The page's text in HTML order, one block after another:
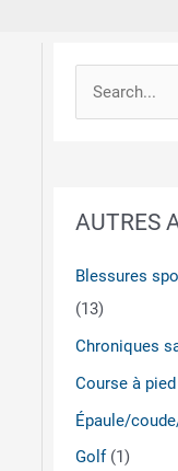
c
:
AUTRES
Blessures
(13)
Chroniques
Course à pied
Épaule/
Golf (1)